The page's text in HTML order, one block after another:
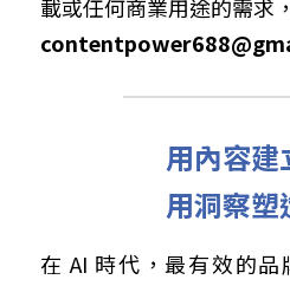
用內容建
用洞察塑
在 AI 時代，最有效的